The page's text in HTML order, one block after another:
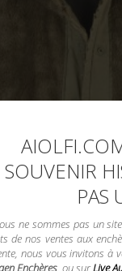
SOUVENIR
PAS
ne sommes pas un
de nos ventes aux
nous vous invitons à
Enchères, ou surLive